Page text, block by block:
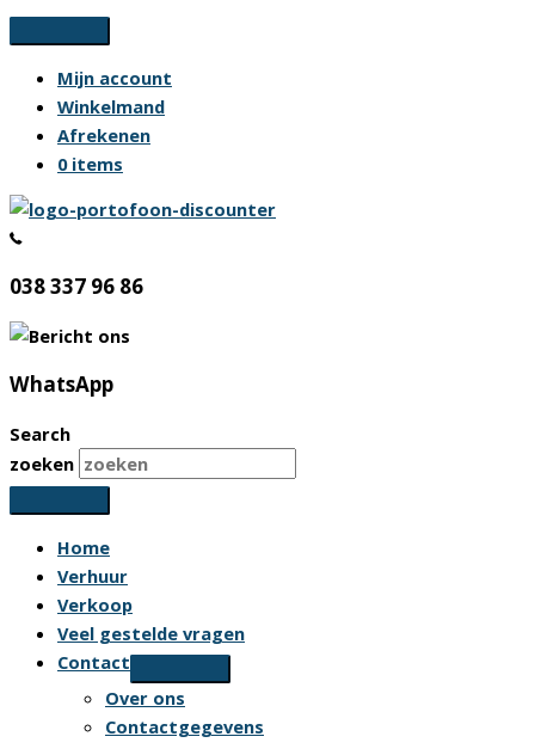
Ga
naar
inhoud
Mijn account
Winkelmand
Afrekenen
0 items
038 337 96 86
WhatsApp
Search
zoeken
Home
Verhuur
Verkoop
Veel gestelde vragen
Contact
Over ons
Contactgegevens